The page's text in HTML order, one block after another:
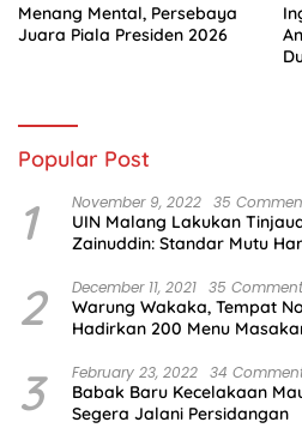
Menang Mental, Persebaya
Juara Piala Presiden 2026
Popular Post
1 November 9, 2022 35
UIN Malang Lakukan
Zainuddin: Standar Mutu
2 December 11, 2021 35 Comment
Warung Wakaka, Tempat
Hadirkan 200 Menu
3 February 23, 2022 34
Babak Baru Kecelakaan
Segera Jalani Persidangan